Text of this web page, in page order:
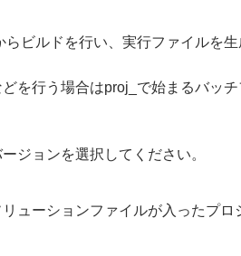
ビルドを行い、実行ファイルを
を行う場合はproj_で始まるバッチ
ジョンを選択してください。
ューションファイルが入ったプ